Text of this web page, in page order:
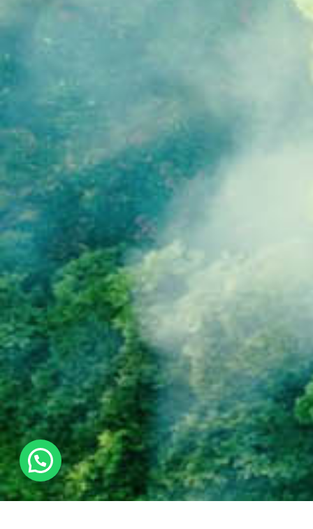
¿En qué podemos ayudarte?